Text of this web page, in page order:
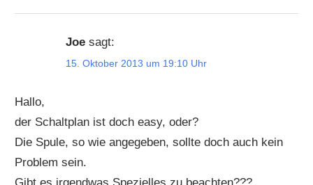
Joe sagt:
15. Oktober 2013 um 19:10 Uhr
Hallo,
der Schaltplan ist doch easy, oder?
Die Spule, so wie angegeben, sollte doch auch kein
Problem sein.